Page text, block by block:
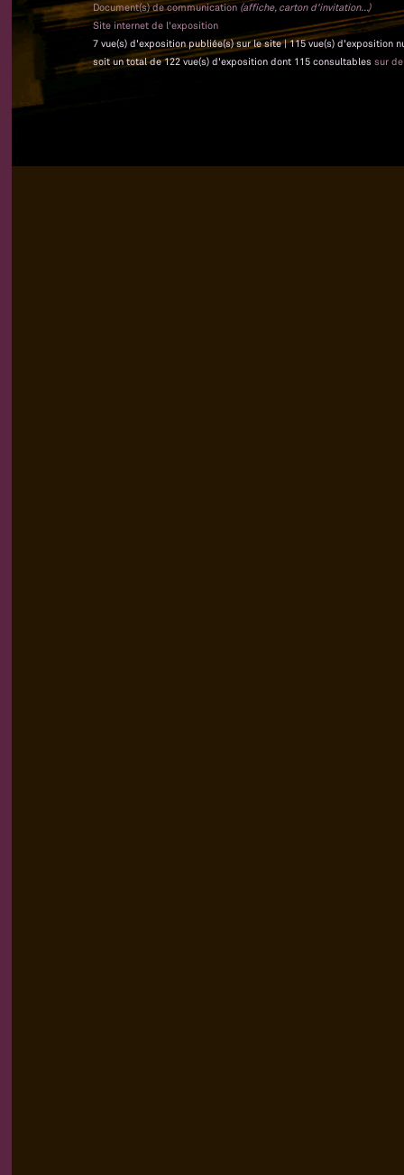
Document(s) de communication (affiche, carton d'invitation...)
Site internet de l'exposition
7 vue(s) d'exposition publiée(s) sur le site | 115 vue(s) d'exposition
soit un total de 122 vue(s) d'exposition dont 115 consultables sur